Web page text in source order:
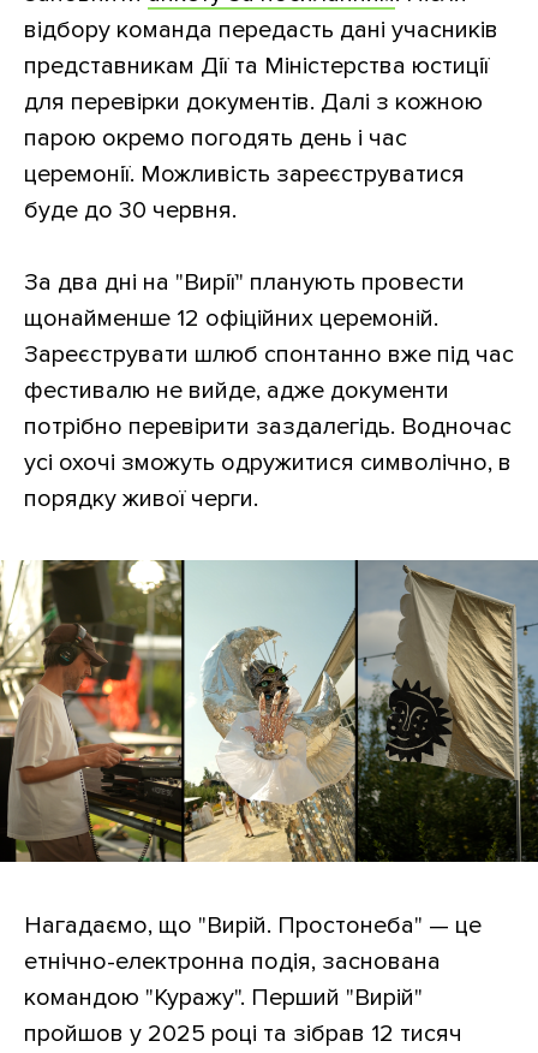
відбору команда передасть дані учасників
представникам Дії та Міністерства юстиції
для перевірки документів. Далі з кожною
парою окремо погодять день і час
церемонії. Можливість зареєструватися
буде до 30 червня.
За два дні на "Вирії" планують провести
щонайменше 12 офіційних церемоній.
Зареєструвати шлюб спонтанно вже під час
фестивалю не вийде, адже документи
потрібно перевірити заздалегідь. Водночас
усі охочі зможуть одружитися символічно, в
порядку живої черги.
Нагадаємо, що "Вирій. Простонеба" — це
етнічно-електронна подія, заснована
командою "Куражу". Перший "Вирій"
пройшов у 2025 році та зібрав 12 тисяч
#СТИЛЬ_НОВОГО_ЖИТТЯ